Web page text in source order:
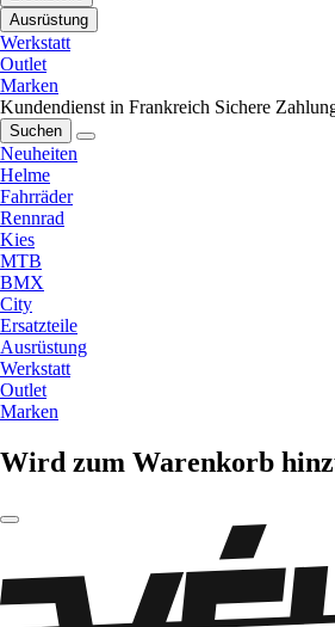
Ausrüstung
Werkstatt
Outlet
Marken
Kundendienst in Frankreich Sichere
Suchen
Neuheiten
Helme
Fahrräder
Rennrad
Kies
MTB
BMX
City
Ersatzteile
Ausrüstung
Werkstatt
Outlet
Marken
Wird zum Warenkorb